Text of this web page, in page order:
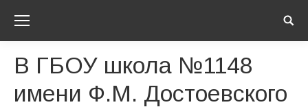
В ГБОУ школа №1148
имени Ф.М. Достоевского